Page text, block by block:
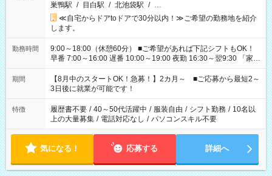
巣鴨駅 / 目白駅 / 北池袋駅 / …
≪自宅からドアtoドアで30分以内！≫ご希望の勤務地を紹介
します。
勤務時間
9:00～18:00（休憩60分） ■ご希望があれば下記シフトもOK！
早番 7:00～16:00 遅番 10:00～19:00 夜勤 16:30～翌9:30 「家族
と休みを合わせたい」 「余裕を持って夕飯の準備がしたい」
「できれば残業はしたくない」 など、ご希望を教えてください
ね。 ※Wワーク希望の方へ 今ご覧のお仕事で希望する勤務時間
と、もう1つのお仕事の勤務時間。 合計で週40時間を超える場
合は応募できません。
期間
【8月中のスタートOK！急募！】2カ月～ ■ご応募から最短2～
3日後に就業が可能です！
特徴 履歴書不要 / 40～50代活躍中 / 服装自由 / シフト勤務 / 10名以
上の大量募集 / 電話対応なし / パソコンスキル不要
気になる！ 応募する 詳細へ